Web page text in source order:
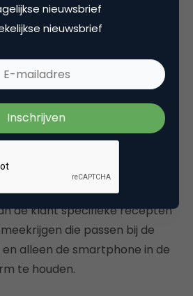
in de winkel (digital
op basis van het
Het klantprofiel is opgebouwd
en verrijkt aan de
gebruikt om de schermen in
aan te passen.
voor witte wijn, dan
getoond. In
de klant specifieke recepten
die passen bij de
alleen de smartphone in de
te houden.
nieuwsbrief
nieuwsbrief